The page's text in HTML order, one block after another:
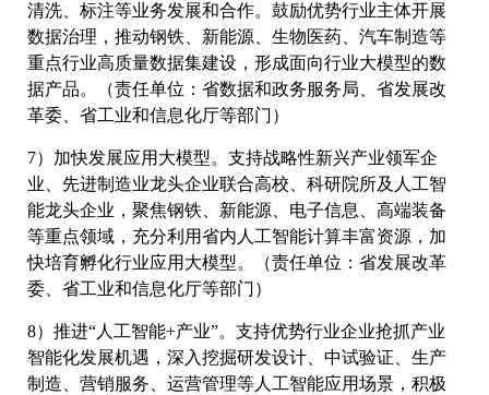
清洗、标注等业务发展和合作。鼓励优势行业主体开展
数据治理，推动钢铁、新能源、生物医药、汽车制造等
重点行业高质量数据集建设，形成面向行业大模型的数
据产品。（责任单位：省数据和政务服务局、省发展改
革委、省工业和信息化厅等部门）
7）加快发展应用大模型。支持战略性新兴产业领军企
业、先进制造业龙头企业联合高校、科研院所及人工智
能龙头企业，聚焦钢铁、新能源、电子信息、高端装备
等重点领域，充分利用省内人工智能计算丰富资源，加
快培育孵化行业应用大模型。（责任单位：省发展改革
委、省工业和信息化厅等部门）
8）推进“人工智能+产业”。支持优势行业企业抢抓产业
智能化发展机遇，深入挖掘研发设计、中试验证、生产
制造、营销服务、运营管理等人工智能应用场景，积极